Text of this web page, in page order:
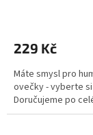
je
z
5
hvězdiček.
229 Kč
Máte smysl pro
ovečky - vyberte
Doručujeme po